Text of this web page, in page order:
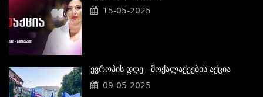
15-05-2025
Ევროპის Დღე - Მოქალაქეების Აქცია
09-05-2025